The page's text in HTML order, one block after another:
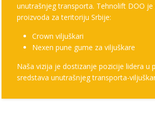
unutrašnjeg transporta. Tehnolift DOO je
proizvoda za teritoriju Srbije:
Crown viljuškari
Nexen pune gume za viljuškare
Naša vizija je dostizanje pozicije lidera u
sredstava unutrašnjeg transporta-